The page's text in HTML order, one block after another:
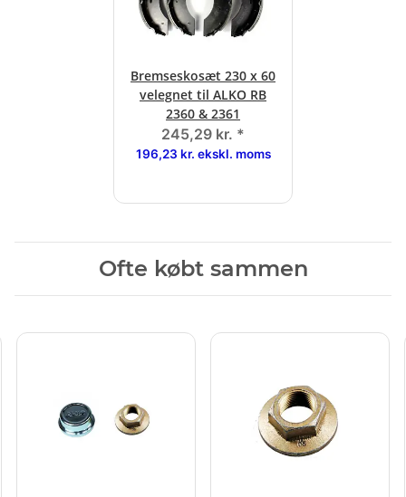
Bremseskosæt 230 x 60
velegnet til ALKO RB
2360 & 2361
245,29 kr. *
196,23 kr. ekskl. moms
Ofte købt sammen